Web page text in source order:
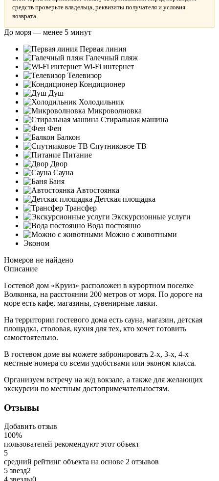
средств проверьте владельца, реквизиты получателя и условия
возврата.
До моря — менее 5 минут
Первая линия
Галечный пляж
Wi-Fi интернет
Телевизор
Кондиционер
Душ
Холодильник
Микроволновка
Стиральная машина
Фен
Балкон
Спутниковое ТВ
Питание
Двор
Сауна
Баня
Автостоянка
Детская площадка
Трансфер
Экскурсионные услуги
Вода постоянно
Можно с животными
Эконом
Номеров не найдено
Описание
Гостевой дом «Круиз» расположен в курортном поселке
Волконка, на расстоянии 200 метров от моря. По дороге на
море есть кафе, магазины, сувенирные лавки.
На территории гостевого дома есть сауна, магазин, детская
площадка, столовая, кухня для тех, кто хочет готовить
самостоятельно.
В гостевом доме вы можете забронировать 2-х, 3-х, 4-х
местные номера со всеми удобствами или эконом класса.
Организуем встречу на ж/д вокзале, а также для желающих
экскурсии по местным достопримечательностям.
Отзывы
Добавить отзыв
100%
пользователей рекомендуют этот объект
5
средний рейтинг объекта на основе 2 отзывов
5 звезд2